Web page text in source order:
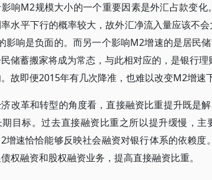
响M2规模大小的一个重要因素是外汇占款变
水平下行的概率较大，故外汇净流入量应该不
影响是负面的。而另一个影响M2增速的是居民
储蓄搬家将成为常态，与此相对应的，是银行
故即便2015年有几次降准，也难以改变M2增速
改革和转型的角度看，直接融资比重提升既是
目标。过去直接融资比重之所以提升缓慢，
增速恰恰能够反映社会融资对银行体系的依赖
权融资和股权融资业务，提高直接融资比重。